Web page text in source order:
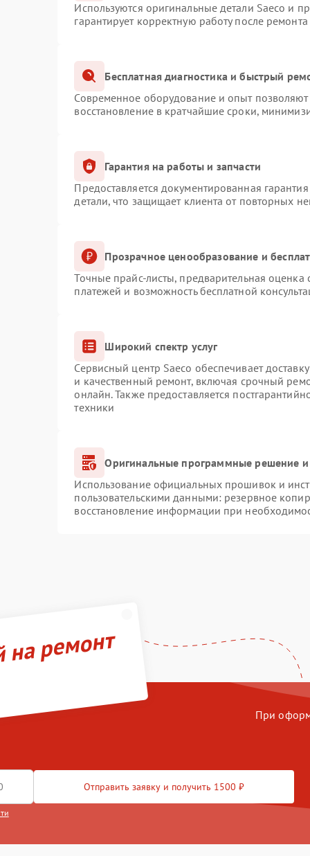
Используются оригинальные детали Saeco и
гарантирует корректную работу после
Бесплатная диагностика и быстрый
Современное оборудование и опыт позволяют
восстановление в кратчайшие сроки,
Гарантия на работы и запчасти
Предоставляется документированная
детали, что защищает клиента от повторных
Прозрачное ценообразование и
Точные прайс-листы, предварительная оценка
платежей и возможность бесплатной
Широкий спектр услуг
Сервисный центр Saeco обеспечивает
и качественный ремонт, включая срочный
онлайн. Также предоставляется
техники
Оригинальные программные решение
Использование официальных прошивок и
пользовательскими данными: резервное
восстановление информации при
ремонт
При
Отправить заявку и получить 1500 ₽